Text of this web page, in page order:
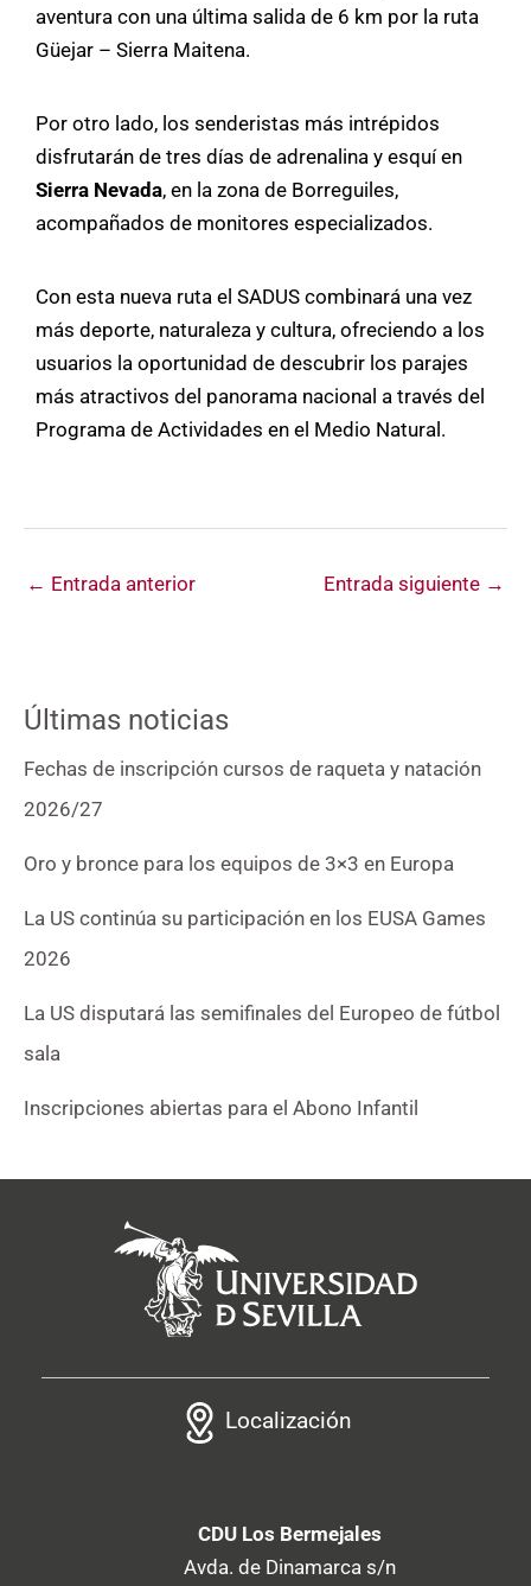
aventura con una última salida de 6 km por la ruta
Güejar – Sierra Maitena.
Por otro lado, los senderistas más intrépidos
disfrutarán de tres días de adrenalina y esquí en
Sierra Nevada, en la zona de Borreguiles,
acompañados de monitores especializados.
Con esta nueva ruta el SADUS combinará una vez
más deporte, naturaleza y cultura, ofreciendo a los
usuarios la oportunidad de descubrir los parajes
más atractivos del panorama nacional a través del
Programa de Actividades en el Medio Natural.
← Entrada anterior Entrada siguiente →
Últimas noticias
Fechas de inscripción cursos de raqueta y natación
2026/27
Oro y bronce para los equipos de 3×3 en Europa
La US continúa su participación en los EUSA Games
2026
La US disputará las semifinales del Europeo de fútbol
sala
Inscripciones abiertas para el Abono Infantil
Localización
CDU Los Bermejales
Avda. de Dinamarca s/n